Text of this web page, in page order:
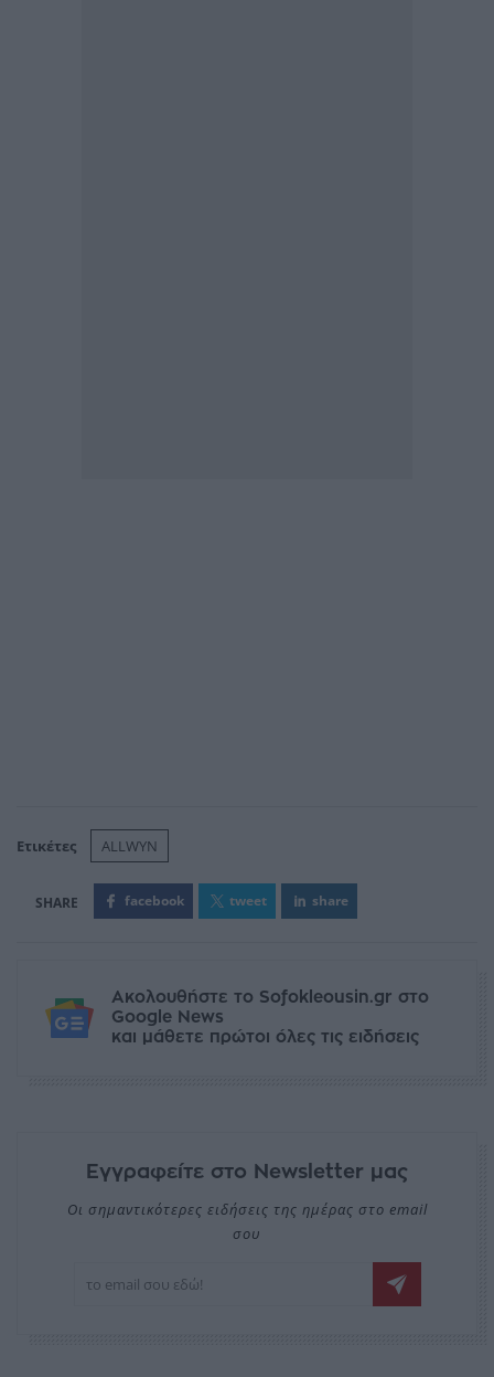
Ετικέτες ALLWYN
facebook tweet share
Ακολουθήστε το Sofokleousin.gr στο
Google News
και μάθετε πρώτοι όλες τις ειδήσεις
Εγγραφείτε στο Newsletter μας
Οι σημαντικότερες ειδήσεις της ημέρας στο email
σου